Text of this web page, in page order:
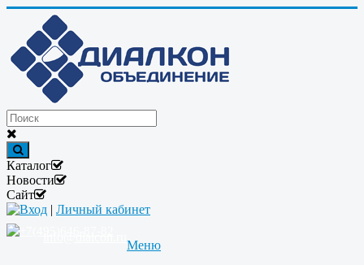
Каталог
Новости
Сайт
Вход | Личный кабинет
Меню